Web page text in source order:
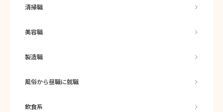
清掃職
美容職
製造職
風俗から昼職に就職
飲食系